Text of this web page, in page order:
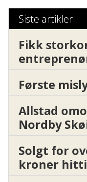
Siste artikler
Fikk
Første
Allstad
Nordby
Solgt for
kroner